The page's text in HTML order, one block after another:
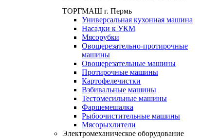
ТОРГМАШ г. Пермь
Универсальная кухонная машина
Насадки к УКМ
Мясорубки
Овощерезательно-протирочные
машины
Овощерезательные машины
Протирочные машины
Картофелечистки
Взбивальные машины
Тестомесильные машины
Фаршемешалка
Рыбоочистительные машины
Мясорыхлители
Электромеханическое оборудование